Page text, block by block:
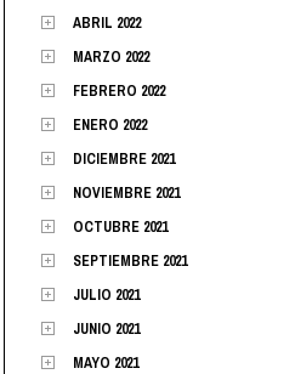
ABRIL 2022
MARZO 2022
FEBRERO 2022
ENERO 2022
DICIEMBRE 2021
NOVIEMBRE 2021
OCTUBRE 2021
SEPTIEMBRE 2021
JULIO 2021
JUNIO 2021
MAYO 2021